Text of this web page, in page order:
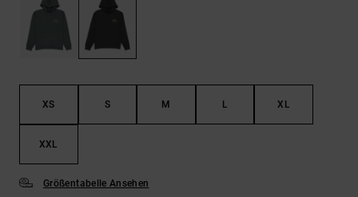
XS S M L XL
XXL
Größentabelle Ansehen